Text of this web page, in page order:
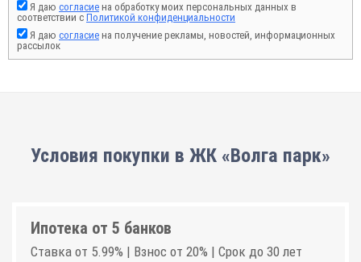
Я даю согласие на обработку моих персональных данных в
соответствии с Политикой конфиденциальности
Я даю согласие на получение рекламы, новостей, информационных
рассылок
Условия покупки в ЖК «Волга парк»
Ипотека от 5 банков
Ставка от 5.99% | Взнос от 20% | Срок до 30 лет